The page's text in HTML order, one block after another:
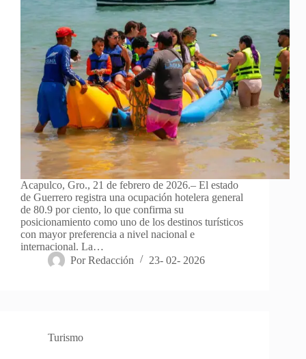
Acapulco, Gro., 21 de febrero de 2026.– El estado
de Guerrero registra una ocupación hotelera general
de 80.9 por ciento, lo que confirma su
posicionamiento como uno de los destinos turísticos
con mayor preferencia a nivel nacional e
internacional. La…
Por Redacción 23- 02- 2026
Turismo